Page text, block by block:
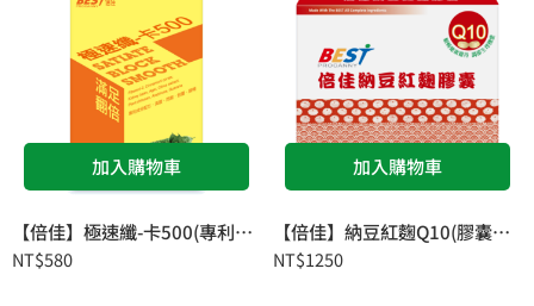
加入購物車
【倍佳】極速纖-卡500(專利肉桂複方)
NT$580
加入購物車
【倍佳】納豆紅麴Q10(膠囊食品)
NT$1250